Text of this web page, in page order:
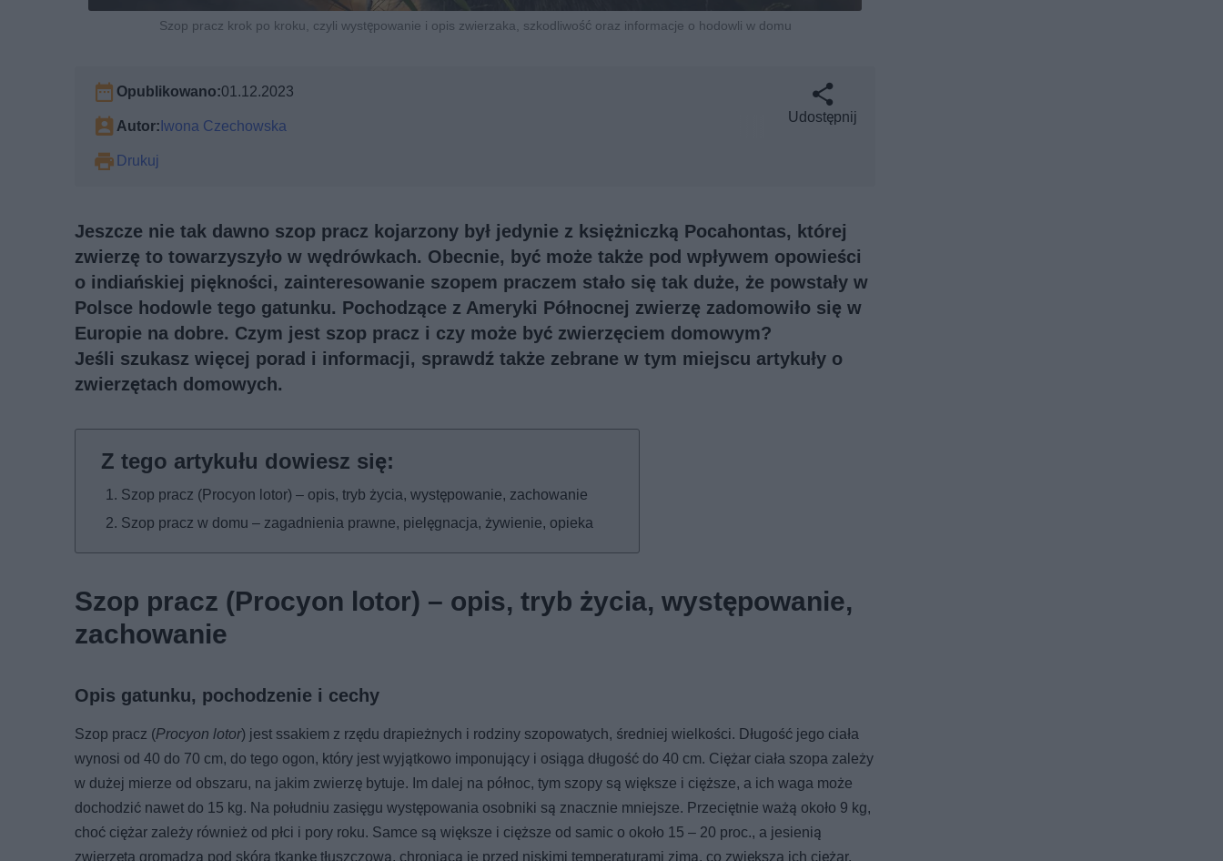
Szop pracz krok po kroku, czyli występowanie i opis zwierzaka, szkodliwość oraz informacje o hodowli w domu
Opublikowano:01.12.2023
Autor:Iwona Czechowska
Drukuj
Udostępnij
Jeszcze nie tak dawno szop pracz kojarzony był jedynie z księżniczką Pocahontas, której
zwierzę to towarzyszyło w wędrówkach. Obecnie, być może także pod wpływem opowieści
o indiańskiej piękności, zainteresowanie szopem praczem stało się tak duże, że powstały w
Polsce hodowle tego gatunku. Pochodzące z Ameryki Północnej zwierzę zadomowiło się w
Europie na dobre. Czym jest szop pracz i czy może być zwierzęciem domowym?
Jeśli szukasz więcej porad i informacji, sprawdź także zebrane w tym miejscu artykuły o
zwierzętach domowych.
Szop pracz (Procyon lotor) – opis, tryb życia, występowanie, zachowanie
Szop pracz w domu – zagadnienia prawne, pielęgnacja, żywienie, opieka
Szop pracz (Procyon lotor) – opis, tryb życia, występowanie,
zachowanie
Opis gatunku, pochodzenie i cechy
Szop pracz (Procyon lotor) jest ssakiem z rzędu drapieżnych i rodziny szopowatych, średniej wielkości. Długość jego ciała
wynosi od 40 do 70 cm, do tego ogon, który jest wyjątkowo imponujący i osiąga długość do 40 cm. Ciężar ciała szopa zależy
w dużej mierze od obszaru, na jakim zwierzę bytuje. Im dalej na północ, tym szopy są większe i cięższe, a ich waga może
dochodzić nawet do 15 kg. Na południu zasięgu występowania osobniki są znacznie mniejsze. Przeciętnie ważą około 9 kg,
choć ciężar zależy również od płci i pory roku. Samce są większe i cięższe od samic o około 15 – 20 proc., a jesienią
zwierzęta gromadzą pod skórą tkankę tłuszczową, chroniącą je przed niskimi temperaturami zimą, co zwiększa ich ciężar.